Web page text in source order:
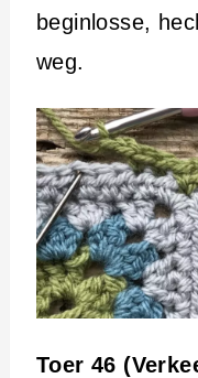
beginlosse,
weg.
Toer 46